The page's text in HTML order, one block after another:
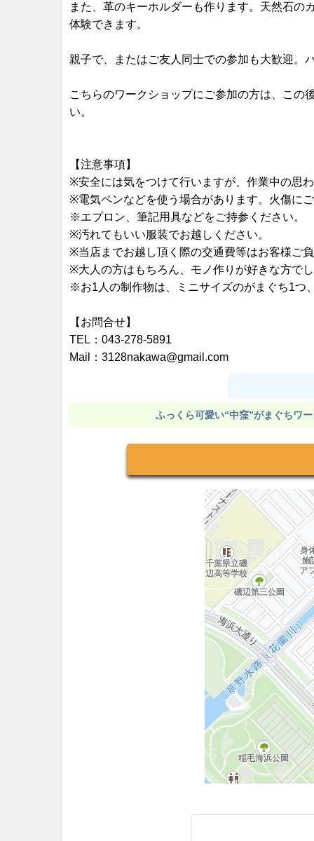
また、革のキーホルダーも作ります。天然石の
体験できます。
親子で、またはご友人同士での参加も大歓迎。
こちらのワークショップにご参加の方は、この
い。
【注意事項】
※安全には気をつけて行いますが、作業中の思
※電気ペンなどを使う場合があります。火傷に
※エプロン、筆記用具などをご持参ください。
※汚れてもいい服装でお越しください。
※当店までお越し頂く際の交通費等はお客様ご
※大人の方はもちろん、モノ作りが好きな方で
※お1人の制作物は、ミニサイズのがまぐち1つ
【お問合せ】
TEL：043-278-5891
Mail：3128nakawa@gmail.com
ふっくら可愛い“中窪”がまぐちワ